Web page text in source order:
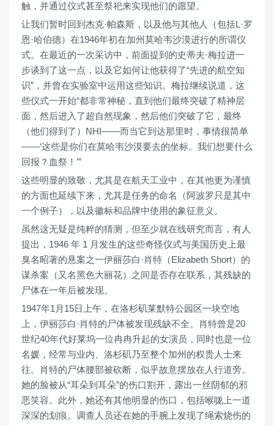
触，并通过仪式甚至祭祀来实现他们的愿望。
让我们暂时回到杰克·帕森斯，以及他与其他人（包括L·罗
恩·哈伯德）在1946年初在加州莫哈韦沙漠进行的所谓仪
式。在最近的一次采访中，前面提到的史蒂夫·梅拉进一
步谈到了这一点，以及它如何让他获得了“先进的航空知
识”，并曾在实验室中运用这些知识。梅拉继续说道，这
些仪式一开始“都非常神秘，直到他们最终突破了精神层
面，然后进入了超自然现象，然后他们突破了它，最终
（他们得到了）NHI——而当它到达那里时，事情很简单
——‘这些是你们在莫哈韦沙漠要去的坐标。我们想要什么
回报？血祭！’”
这些明显的致敬，尤其是在航天工业中，在其他更为谨慎
的方面也延续下来，尤其是任务的命名（阿波罗只是其中
一个例子），以及徽标和品牌中使用的象征意义。
虽然这无疑是纯粹的猜测，但至少就在线研究而言，有人
提出，1946 年 1 月发生的这些奇怪仪式与美国历史上最
臭名昭著的悬案之一伊丽莎白·肖特（Elizabeth Short）的
谋杀案（又名黑色大丽花）之间是否存在联系，其残缺的
尸体在一年后被发现。
1947年1月15日上午，在洛杉矶莱默特公园区一块空地
上， 伊丽莎白·肖特的尸体被发现残缺不全。肖特曾是20
世纪40年代好莱坞一位冉冉升起的女演员，同时也是一位
名媛，经常与业内、洛杉矶乃至整个加州的权贵人士来
往。肖特的尸体腰部被砍断，似乎故意摆放在人行道旁。
她的脸被从“耳朵到耳朵”的伤口割开，露出一丝阴郁的邪
恶笑容。此外，她还有其他明显的伤口，包括喉咙上一道
深深的划痕。调查人员还在她的手腕上发现了绳索烧伤的